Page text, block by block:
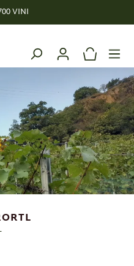
VINI